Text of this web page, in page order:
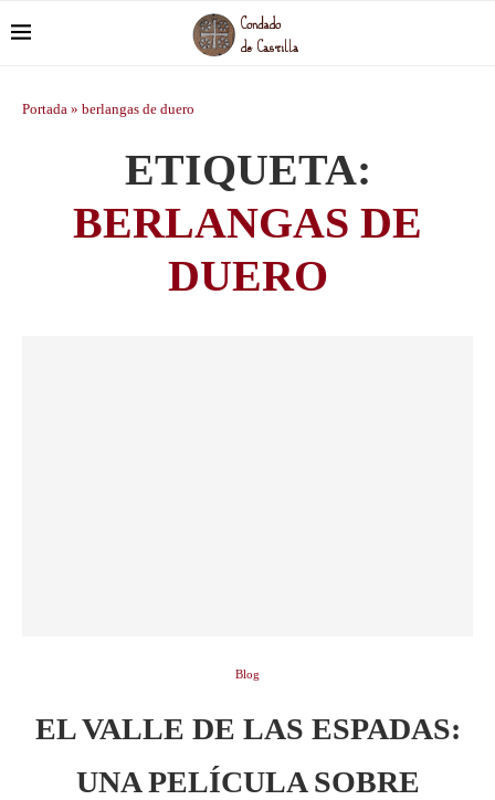
Portada » berlangas de duero
ETIQUETA:
BERLANGAS DE
DUERO
Blog
EL VALLE DE LAS ESPADAS:
UNA PELÍCULA SOBRE